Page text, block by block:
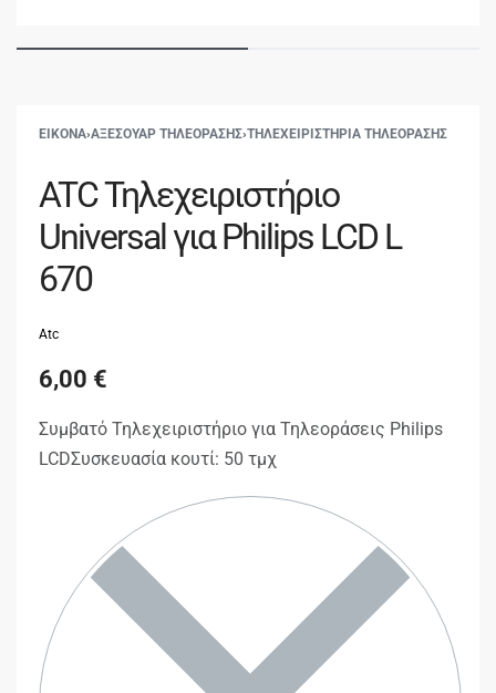
ΕΙΚΟΝΑ›ΑΞΕΣΟΥΑΡ ΤΗΛΕΟΡΑΣΗΣ›ΤΗΛΕΧΕΙΡΙΣΤΗΡΙΑ ΤΗΛΕΟΡΑΣΗΣ
ATC Τηλεχειριστήριο
Universal για Philips LCD L
670
Atc
6,00 €
Συμβατό Τηλεχειριστήριο για Τηλεοράσεις Philips
LCDΣυσκευασία κουτί: 50 τμχ